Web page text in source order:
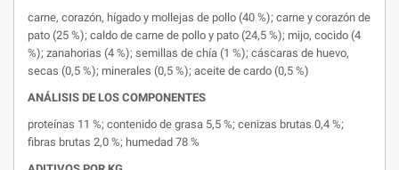
carne, corazón, hígado y mollejas de pollo (40 %); carne y corazón de
pato (25 %); caldo de carne de pollo y pato (24,5 %); mijo, cocido (4
%); zanahorias (4 %); semillas de chía (1 %); cáscaras de huevo,
secas (0,5 %); minerales (0,5 %); aceite de cardo (0,5 %)
ANÁLISIS DE LOS COMPONENTES
proteínas 11 %; contenido de grasa 5,5 %; cenizas brutas 0,4 %;
fibras brutas 2,0 %; humedad 78 %